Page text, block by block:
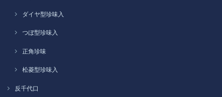
ダイヤ型珍味入
つぼ型珍味入
正角珍味
松菱型珍味入
反千代口